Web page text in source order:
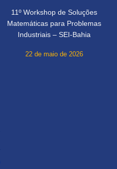
11º Workshop de Soluções
Matemáticas para Problemas
Industriais – SEI-Bahia
22 de maio de 2026